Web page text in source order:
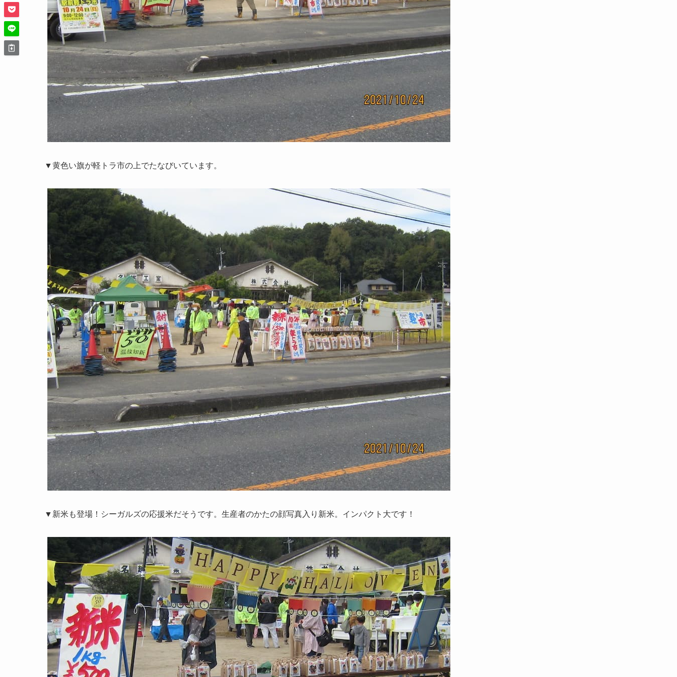
▼黄色い旗が軽トラ市の上でたなびいています。
▼新米も登場！シーガルズの応援米だそうです。生産者のかたの顔写真入り新米。インパクト大です！